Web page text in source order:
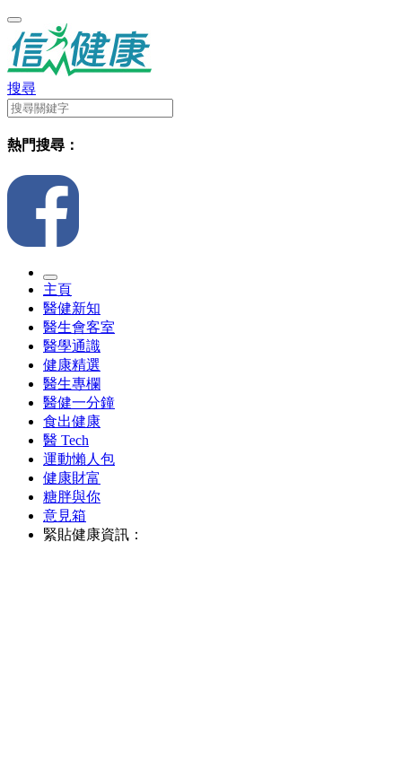
搜尋
熱門搜尋：
主頁
醫健新知
醫生會客室
醫學通識
健康精選
醫生專欄
醫健一分鐘
食出健康
醫 Tech
運動懶人包
健康財富
糖胖與你
意見箱
緊貼健康資訊：